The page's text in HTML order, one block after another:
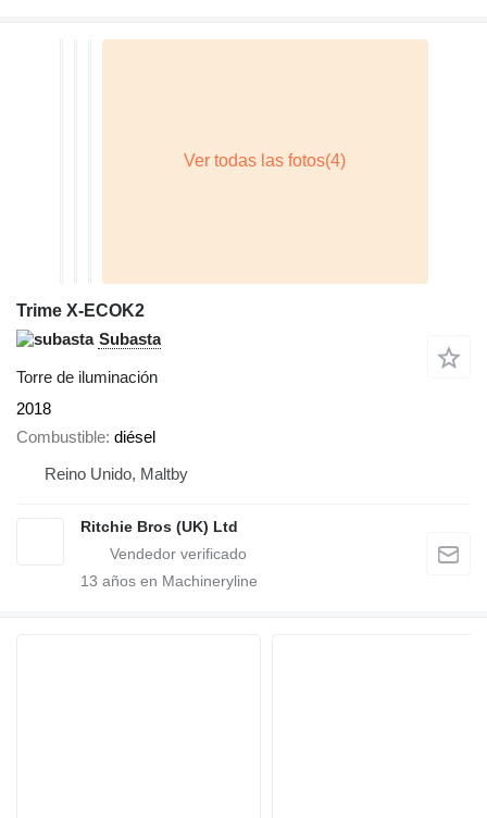
Trime X-ECOK2
Subasta
Torre de iluminación
2018
Combustible diésel
Reino Unido, Maltby
Ritchie Bros (UK) Ltd
13 años en Machineryline